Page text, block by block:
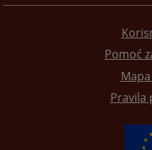
Pomoć
Pravila